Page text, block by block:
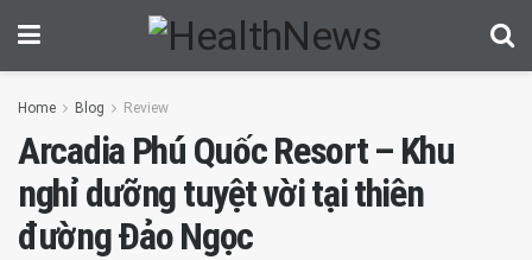
Home Blog Review
Arcadia Phú Quốc Resort – Khu
nghỉ dưỡng tuyệt vời tại thiên
đường Đảo Ngọc